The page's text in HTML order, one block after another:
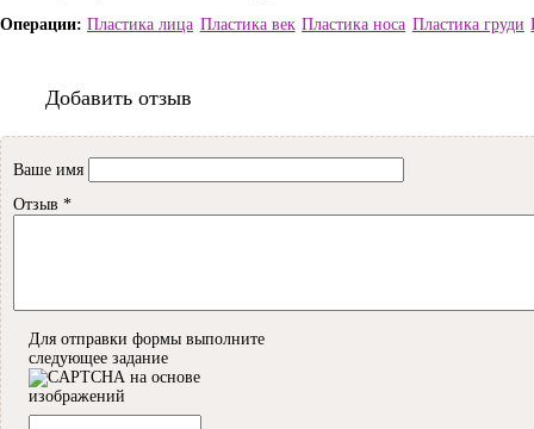
Пластика лица Пластика век Пластика носа Пластика груди
Добавить отзыв
Ваше имя
Отзыв *
Для отправки формы выполните
следующее задание